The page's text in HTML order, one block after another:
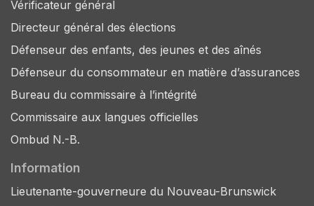
Vérificateur général
Directeur général des élections
Défenseur des enfants, des jeunes et des aînés
Défenseur du consommateur en matière d’assurances
Bureau du commissaire à l’intégrité
Commissaire aux langues officielles
Ombud N.-B.
Information
Lieutenante-gouverneure du Nouveau-Brunswick